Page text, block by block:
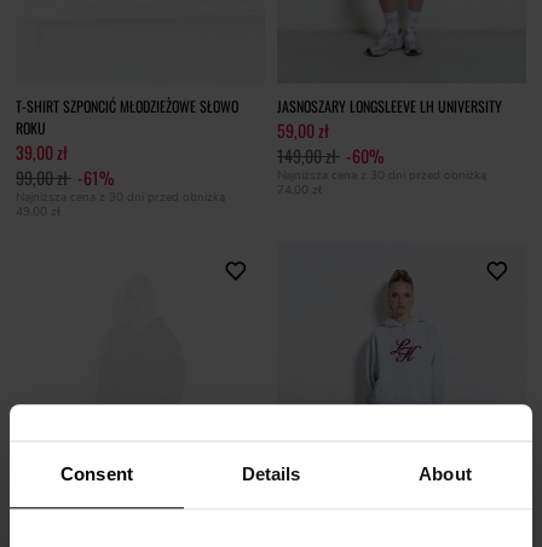
Consent Details About
T-SHIRT SZPONCIĆ MŁODZIEŻOWE SŁOWO
ROKU
39,00 zł
99,00 zł -61%
Najniższa cena z 30 dni przed obniżką
49,00 zł
JASNOSZARY LONGSLEEVE LH UNIVERSITY
59,00 zł
149,00 zł -60%
Najniższa cena z 30 dni przed obniżką
74,00 zł